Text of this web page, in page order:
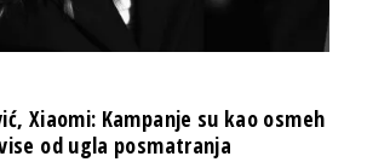
Xiaomi: Kampanje su kao osmeh
od ugla posmatranja